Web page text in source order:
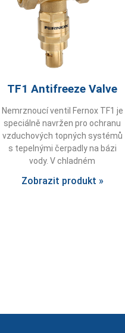
TF1 Antifreeze Valve
Nemrznoucí ventil Fernox TF1 je
speciálně navržen pro ochranu
vzduchových topných systémů
s tepelnými čerpadly na bázi
vody. V chladném
Zobrazit produkt »